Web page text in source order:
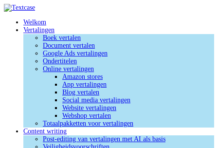
Welkom
Vertalingen
Boek vertalen
Document vertalen
Google Ads vertalingen
Ondertitelen
Online vertalingen
Amazon stores
App vertalingen
Blog vertalen
Social media vertalingen
Website vertalingen
Webshop vertalen
Totaalpakketten voor vertalingen
Content writing
Post-editing van vertalingen met AI als basis